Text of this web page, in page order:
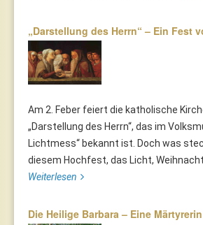
„Darstellung des Herrn“ – Ein Fest
Am 2. Feber feiert die katholische
„Darstellung des Herrn“, das im
Lichtmess“ bekannt ist. Doch was
diesem Hochfest, das Licht,
Weiterlesen
Die Heilige Barbara – Eine